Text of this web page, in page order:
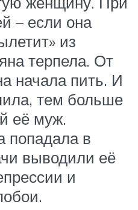
– если она
из
терпела. От
начала пить. И
тем больше
её муж.
попадала в
выводили её
и